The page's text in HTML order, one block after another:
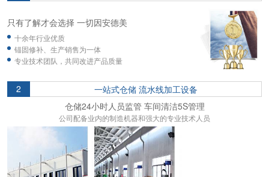
只有了解才会选择 一切因安德美
十余年行业优质
锚固修补、生产销售为一体
专业技术团队，共同改进产品质量
2
一站式仓储 流水线加工设备
仓储24小时人员监管 车间清洁5S管理
公司配备业内的制造机器和强大的专业技术人员